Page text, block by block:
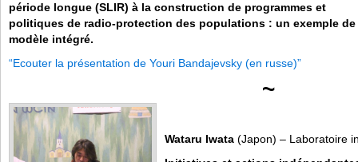
période longue (SLIR) à la construction de programmes et
politiques de radio-protection des populations : un exemple de
modèle intégré.
“Ecouter la présentation de Youri Bandajevsky (en russe)”
~
Wataru Iwata (Japon) – Laboratoire